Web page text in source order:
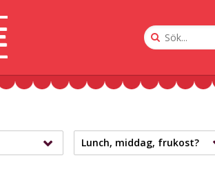
Sök
på
Lunch, middag, frukost?